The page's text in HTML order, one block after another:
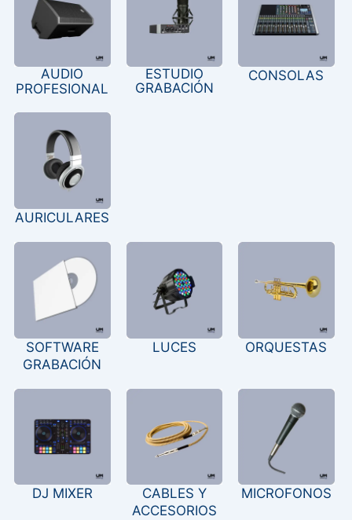
AUDIO
PROFESIONAL
ESTUDIO
GRABACIÓN
CONSOLAS
AURICULARES
SOFTWARE
GRABACIÓN
LUCES ORQUESTAS
DJ MIXER
CABLES Y
ACCESORIOS
MICROFONOS